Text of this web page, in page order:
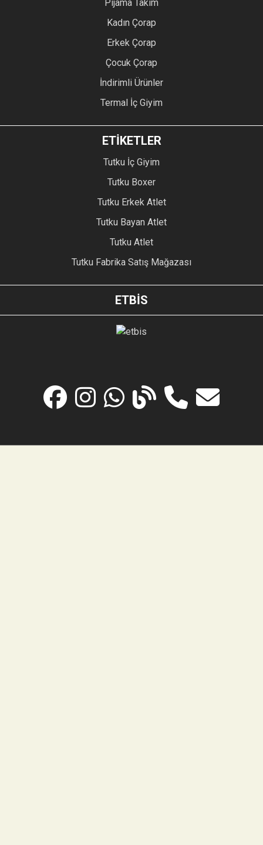
Pijama Takım
Kadın Çorap
Erkek Çorap
Çocuk Çorap
İndirimli Ürünler
Termal İç Giyim
ETİKETLER
Tutku İç Giyim
Tutku Boxer
Tutku Erkek Atlet
Tutku Bayan Atlet
Tutku Atlet
Tutku Fabrika Satış Mağazası
ETBİS